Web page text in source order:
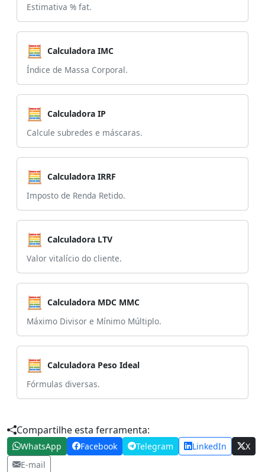
Estimativa % fat.
🧮 Calculadora IMC
Índice de Massa Corporal.
🧮 Calculadora IP
Calcule subredes e máscaras.
🧮 Calculadora IRRF
Imposto de Renda Retido.
🧮 Calculadora LTV
Valor vitalício do cliente.
🧮 Calculadora MDC MMC
Máximo Divisor e Mínimo Múltiplo.
🧮 Calculadora Peso Ideal
Fórmulas diversas.
Compartilhe esta ferramenta:
WhatsApp Facebook Telegram LinkedIn
X
E-mail